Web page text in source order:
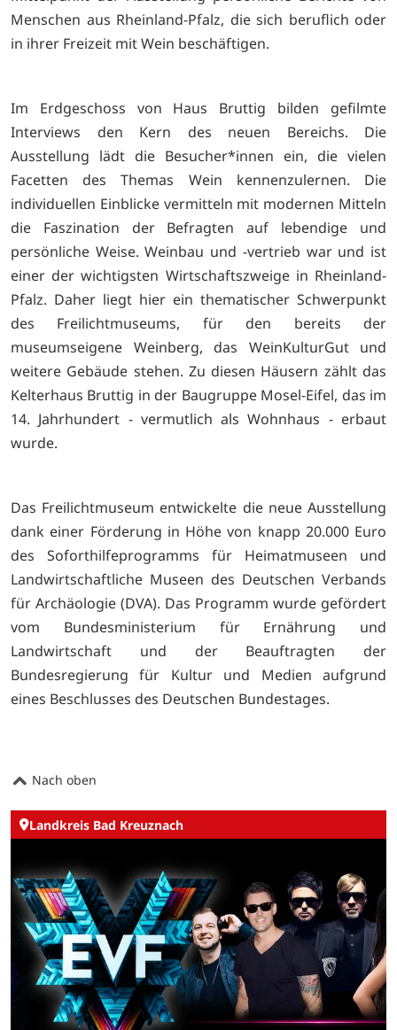
Menschen aus Rheinland-Pfalz, die sich beruflich oder
in ihrer Freizeit mit Wein beschäftigen.
Im Erdgeschoss von Haus Bruttig bilden gefilmte
Interviews den Kern des neuen Bereichs. Die
Ausstellung lädt die Besucher*innen ein, die vielen
Facetten des Themas Wein kennenzulernen. Die
individuellen Einblicke vermitteln mit modernen Mitteln
die Faszination der Befragten auf lebendige und
persönliche Weise. Weinbau und -vertrieb war und ist
einer der wichtigsten Wirtschaftszweige in Rheinland-
Pfalz. Daher liegt hier ein thematischer Schwerpunkt
des Freilichtmuseums, für den bereits der
museumseigene Weinberg, das WeinKulturGut und
weitere Gebäude stehen. Zu diesen Häusern zählt das
Kelterhaus Bruttig in der Baugruppe Mosel-Eifel, das im
14. Jahrhundert - vermutlich als Wohnhaus - erbaut
wurde.
Das Freilichtmuseum entwickelte die neue Ausstellung
dank einer Förderung in Höhe von knapp 20.000 Euro
des Soforthilfeprogramms für Heimatmuseen und
Landwirtschaftliche Museen des Deutschen Verbands
für Archäologie (DVA). Das Programm wurde gefördert
vom Bundesministerium für Ernährung und
Landwirtschaft und der Beauftragten der
Bundesregierung für Kultur und Medien aufgrund
eines Beschlusses des Deutschen Bundestages.
Nach oben
Landkreis Bad Kreuznach